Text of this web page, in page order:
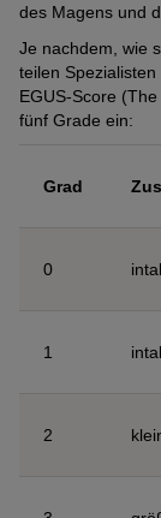
des Magens und
Je nachdem, wie
teilen
EGUS-Score
fünf Grade ein:
Grad
0
1
2